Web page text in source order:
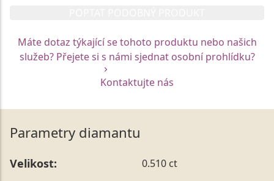
Máte dotaz týkající se tohoto produktu nebo našich
služeb? Přejete si s námi sjednat osobní prohlídku?
Kontaktujte nás
Parametry diamantu
Velikost: 0.510 ct